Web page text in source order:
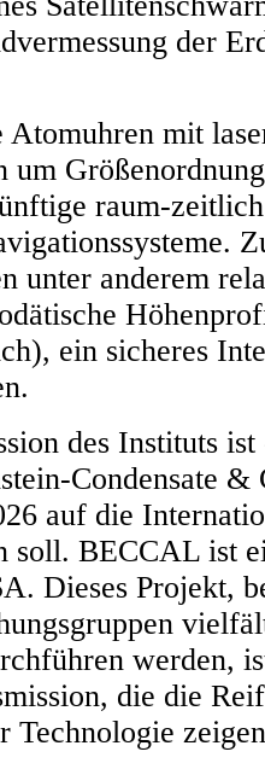
der
Atomuhren mit
um
raum-
unter anderem
ein sicheres
des Instituts
Condensate &
auf die
soll. BECCAL ist
Dieses Projekt,
werden,
die die
Technologie